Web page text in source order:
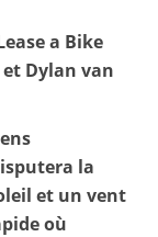
a Bike
Dylan van
la
et un vent
où